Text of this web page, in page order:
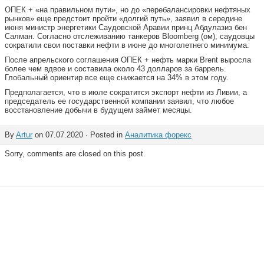
ОПЕК + «на правильном пути», но до «перебалансировки нефтяных
рынков» еще предстоит пройти «долгий путь», заявил в середине
июня министр энергетики Саудовской Аравии принц Абдулазиз бен
Салман. Согласно отслеживанию танкеров Bloomberg (ом), саудовцы
сократили свои поставки нефти в июне до многолетнего минимума.
После апрельского соглашения ОПЕК + нефть марки Brent выросла
более чем вдвое и составила около 43 долларов за баррель.
Глобальный ориентир все еще снижается на 34% в этом году.
Предполагается, что в июле сократится экспорт нефти из Ливии, а
председатель ее государственной компании заявил, что любое
восстановление добычи в будущем займет месяцы.
By Artur on 07.07.2020 · Posted in Аналитика форекс
Sorry, comments are closed on this post.